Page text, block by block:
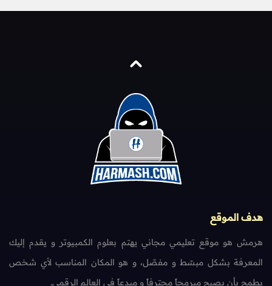
هدف الموقع
هرمش هو موقع تعليمي مجاني يهتم بعلوم الكمبيوتر و يقدم إليك
المعرفة بشكل مبسّط و مفصّل، و هو المكان المناسب لأي شخص
يطمح بأن يصبح مبرمجاً محترفاً و مبدعاً في العالم الرقمي.